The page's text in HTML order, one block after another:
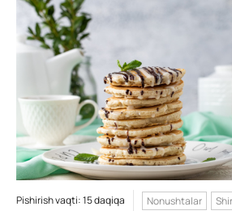
Pishirish vaqti: 15 daqiqa Nonushtalar